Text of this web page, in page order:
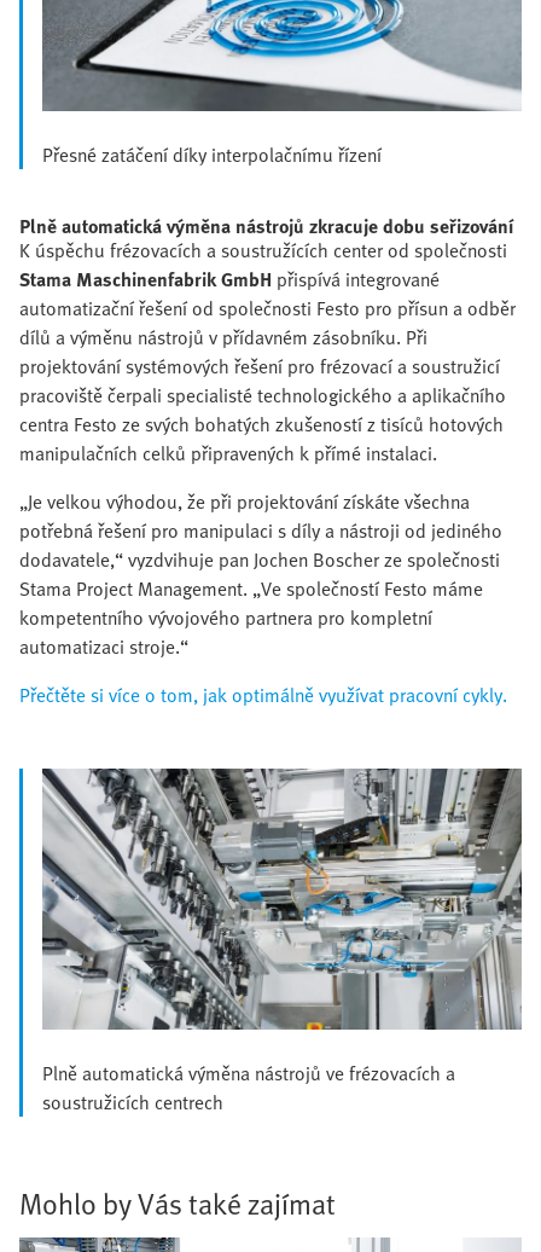
Přesné zatáčení díky interpolačnímu řízení
Plně automatická výměna nástrojů zkracuje dobu seřizování
K úspěchu frézovacích a soustružících center od společnosti
Stama Maschinenfabrik GmbH přispívá integrované
automatizační řešení od společnosti Festo pro přísun a odběr
dílů a výměnu nástrojů v přídavném zásobníku. Při
projektování systémových řešení pro frézovací a soustružicí
pracoviště čerpali specialisté technologického a aplikačního
centra Festo ze svých bohatých zkušeností z tisíců hotových
manipulačních celků připravených k přímé instalaci.
„Je velkou výhodou, že při projektování získáte všechna
potřebná řešení pro manipulaci s díly a nástroji od jediného
dodavatele,“ vyzdvihuje pan Jochen Boscher ze společnosti
Stama Project Management. „Ve společností Festo máme
kompetentního vývojového partnera pro kompletní
automatizaci stroje.“
Přečtěte si více o tom, jak optimálně využívat pracovní cykly.
Plně automatická výměna nástrojů ve frézovacích a
soustružicích centrech
Mohlo by Vás také zajímat